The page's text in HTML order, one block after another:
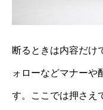
断るときは内容だけ
ォローなどマナーや
す。ここでは押さえ